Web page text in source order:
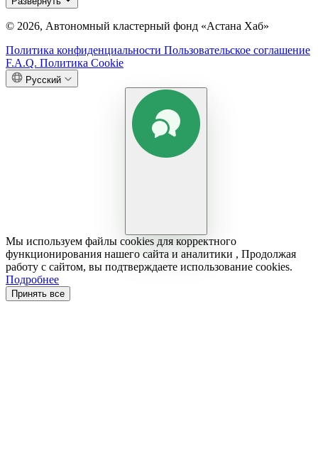
© 2026, Автономный кластерный фонд «Астана Хаб»
Политика конфиденциальности Пользовательское соглашение
F.A.Q. Политика Cookie
Русский
Мы используем файлы cookies для корректного
функционирования нашего сайта и аналитики , Продолжая
работу с сайтом, вы подтверждаете использование cookies.
Подробнее
Принять все